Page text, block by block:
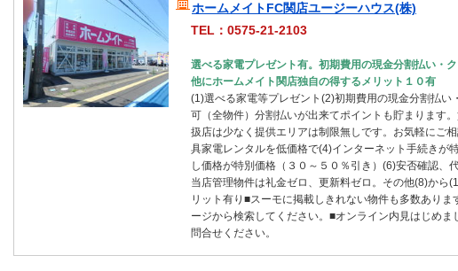
ホームメイトFC関店ユージーハウス(株)
TEL：0575-21-2103
選べる家電プレゼント有。初期費用の現金分割払い・
他にホームメイト関店独自の得するメリット１０有
(1)選べる家電等プレゼント(2)初期費用の現金分割払い
可（全物件）分割払いが出来てポイントも貯まります
扱店は少なく提供エリアは制限無しです。お気軽にご
具家電レンタルを低価格で(4)インターネット手続きが
し価格が特別価格（３０～５０％引き）(6)安否確認、
当店管理物件は礼金ゼロ、更新料ゼロ。その他(8)から
リット有り■スーモに掲載しきれない物件も多数ありま
ージから検索してください。■オンライン内見はじめま
問合せください。